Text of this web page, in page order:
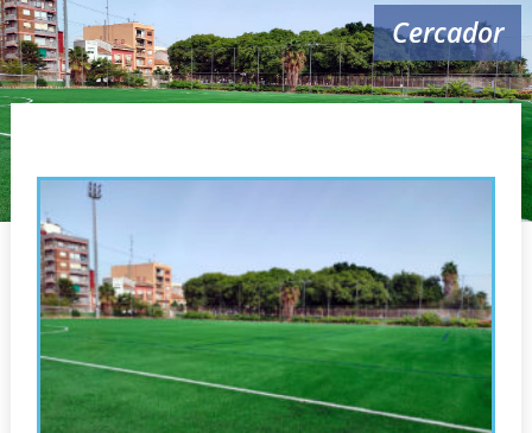
Comunicació ▼
València en esport ▼
Cercador
Dr.Lluch